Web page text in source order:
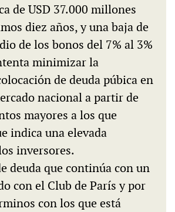
de USD 37.000 millones
diez años, y una baja de
de los bonos del 7% al 3%
minimizar la
de deuda púbica en
nacional a partir de
mayores a los que
indica una elevada
inversores.
deuda que continúa con un
con el Club de París y por
con los que está